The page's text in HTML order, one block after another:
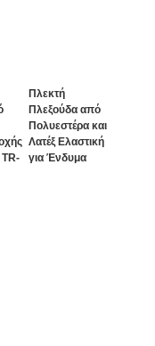
TR-
Πλεκτή
Πλεξούδα από
Πολυεστέρα και
Λατέξ Ελαστική
για Ένδυμα